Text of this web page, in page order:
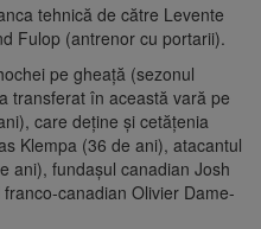
tehnică de către Levente
Fulop (antrenor cu portarii).
pe gheaţă (sezonul
transferat în această vară pe
care deţine şi cetăţenia
Klempa (36 de ani), atacantul
ani), fundaşul canadian Josh
canadian Olivier Dame-